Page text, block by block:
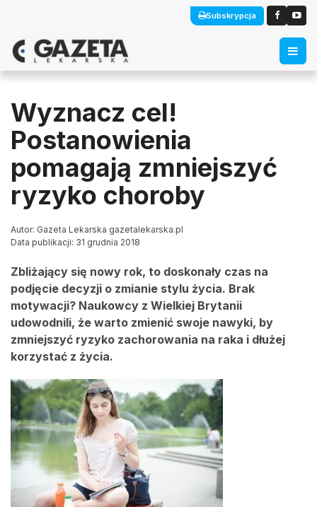
Subskrypcja
Wyznacz cel!
Postanowienia
pomagają zmniejszyć
ryzyko choroby
Autor: Gazeta Lekarska gazetalekarska.pl
Data publikacji: 31 grudnia 2018
Zbliżający się nowy rok, to doskonały czas na
podjęcie decyzji o zmianie stylu życia. Brak
motywacji? Naukowcy z Wielkiej Brytanii
udowodnili, że warto zmienić swoje nawyki, by
zmniejszyć ryzyko zachorowania na raka i dłużej
korzystać z życia.